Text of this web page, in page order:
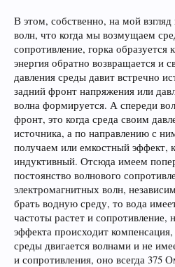
В этом, собственно, на мой
волн, что когда мы возмущаем
сопротивление, горка образуется
энергия обратно возвращается и
давления среды давит встречно
задний фронт напряжения или
волна формируется. А спереди
фронт, это когда среда своим
источника, а по направлению с
получаем или емкостный эффект,
индуктивный. Отсюда имеем
постоянство волнового
электромагнитных волн,
брать водную среду, то вода
частоты растет и сопротивление,
эффекта происходит
среды двигается волнами и не
и сопротивления, оно всегда 375